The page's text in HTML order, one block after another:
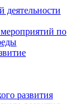
деятельности
по
развития